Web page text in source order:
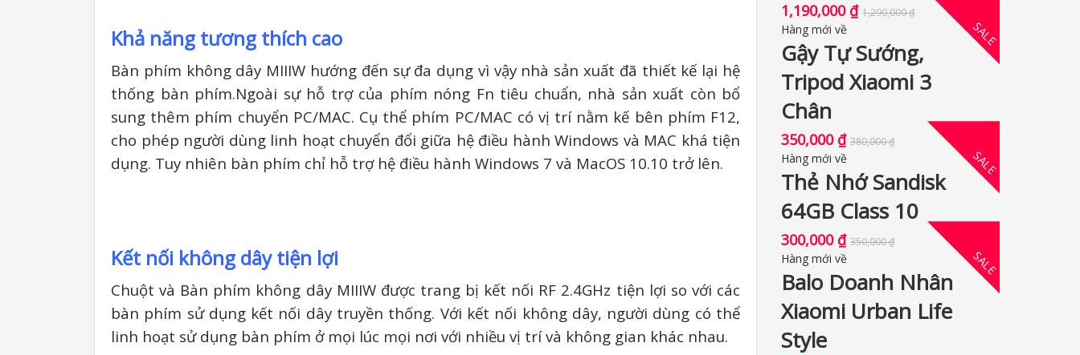
Khả năng tương thích cao
Bàn phím không dây MIIIW hướng đến sự đa dụng vì vậy nhà sản xuất đã thiết kế lại hệ
thống bàn phím.Ngoài sự hỗ trợ của phím nóng Fn tiêu chuẩn, nhà sản xuất còn bổ
sung thêm phím chuyển PC/MAC. Cụ thể phím PC/MAC có vị trí nằm kế bên phím F12,
cho phép người dùng linh hoạt chuyển đổi giữa hệ điều hành Windows và MAC khá tiện
dụng. Tuy nhiên bàn phím chỉ hỗ trợ hệ điều hành Windows 7 và MacOS 10.10 trở lên.
Kết nối không dây tiện lợi
Chuột và Bàn phím không dây MIIIW được trang bị kết nối RF 2.4GHz tiện lợi so với các
bàn phím sử dụng kết nối dây truyền thống. Với kết nối không dây, người dùng có thể
linh hoạt sử dụng bàn phím ở mọi lúc mọi nơi với nhiều vị trí và không gian khác nhau.
1,190,000 ₫ 1,290,000₫
SALE
Hàng mới về
Gậy Tự Sướng,
Tripod Xiaomi 3
Chân
350,000 ₫ 380,000₫
SALE
Hàng mới về
Thẻ Nhớ Sandisk
64GB Class 10
300,000 ₫ 350,000₫
SALE
Hàng mới về
Balo Doanh Nhân
Xiaomi Urban Life
Style